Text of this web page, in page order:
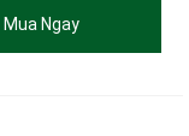
Mua Ngay